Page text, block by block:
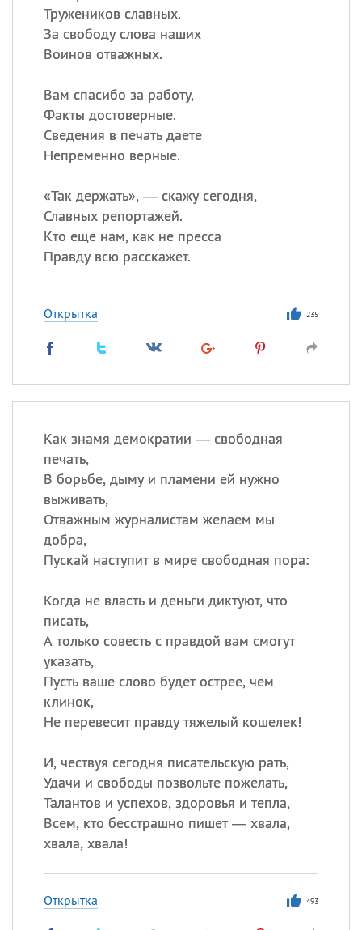
Тружеников славных.
За свободу слова наших
Воинов отважных.
Вам спасибо за работу,
Факты достоверные.
Сведения в печать даете
Непременно верные.
«Так держать», — скажу сегодня,
Славных репортажей.
Кто еще нам, как не пресса
Правду всю расскажет.
Открытка 235
Как знамя демократии — свободная
печать,
В борьбе, дыму и пламени ей нужно
выживать,
Отважным журналистам желаем мы
добра,
Пускай наступит в мире свободная пора:
Когда не власть и деньги диктуют, что
писать,
А только совесть с правдой вам смогут
указать,
Пусть ваше слово будет острее, чем
клинок,
Не перевесит правду тяжелый кошелек!
И, чествуя сегодня писательскую рать,
Удачи и свободы позвольте пожелать,
Талантов и успехов, здоровья и тепла,
Всем, кто бесстрашно пишет — хвала,
хвала, хвала!
Открытка 493